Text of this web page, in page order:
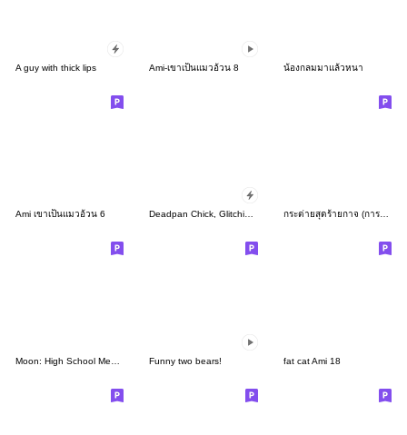
A guy with thick lips Ami-เขาเป็นแมวอ้วน 8 น้องกลมมาแล้วหนา
Ami เขาเป็นแมวอ้วน 6 Deadpan Chick, Glitching Moods กระต่ายสุดร้ายกาจ (การโต้ตอบ)
Funny two bears! fat cat Ami 18